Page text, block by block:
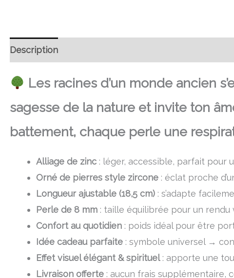
Description
Les racines d’un monde ancien
sagesse de la nature et invite ton
battement, chaque perle une
Alliage de zinc : léger, accessible, parfait pour
Orné de pierres style zircone : éclat proche
Longueur ajustable (18,5 cm) : s’adapte
Perle de 8 mm : taille équilibrée pour un rendu
Confort au quotidien : poids idéal pour être
Idée cadeau parfaite : symbole universel →
Effet visuel élégant & spirituel: apporte une
Livraison offerte : aucun frais supplémentaire,